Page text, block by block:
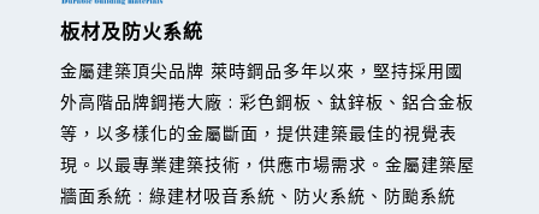
板材及防火系統
金屬建築頂尖品牌 萊時鋼品多年以來，堅持採用國
外高階品牌鋼捲大廠 : 彩色鋼板、鈦鋅板、鋁合金板
等，以多樣化的金屬斷面，提供建築最佳的視覺表
現。以最專業建築技術，供應市場需求。金屬建築屋
牆面系統 : 綠建材吸音系統、防火系統、防颱系統